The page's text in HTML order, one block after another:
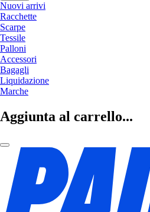
Nuovi arrivi
Racchette
Scarpe
Tessile
Palloni
Accessori
Bagagli
Liquidazione
Marche
Aggiunta al carrello...